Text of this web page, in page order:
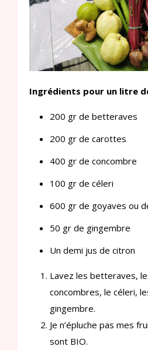
Ingrédients pour un litre
200 gr de betteraves
200 gr de carottes
400 gr de concombre
100 gr de céleri
600 gr de goyaves ou
50 gr de gingembre
Un demi jus de citron
Lavez les betteraves,
concombres, le céleri,
gingembre.
Je n’épluche pas mes
sont BIO.